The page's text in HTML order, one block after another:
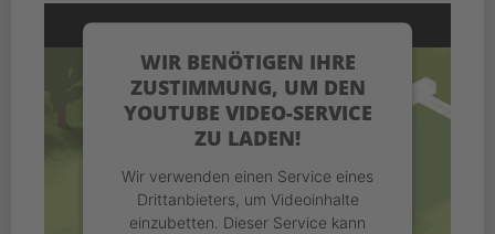
WIR BENÖTIGEN IHRE
ZUSTIMMUNG, UM DEN
YOUTUBE VIDEO-SERVICE
ZU LADEN!
Wir verwenden einen Service eines
Drittanbieters, um Videoinhalte
einzubetten. Dieser Service kann